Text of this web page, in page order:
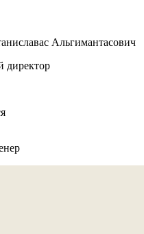
Альгимантасович
директор